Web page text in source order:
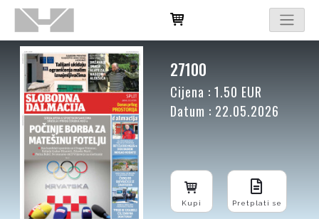
27100
Cijena : 1.50 EUR
Datum : 22.05.2026
Kupi Pretplati se